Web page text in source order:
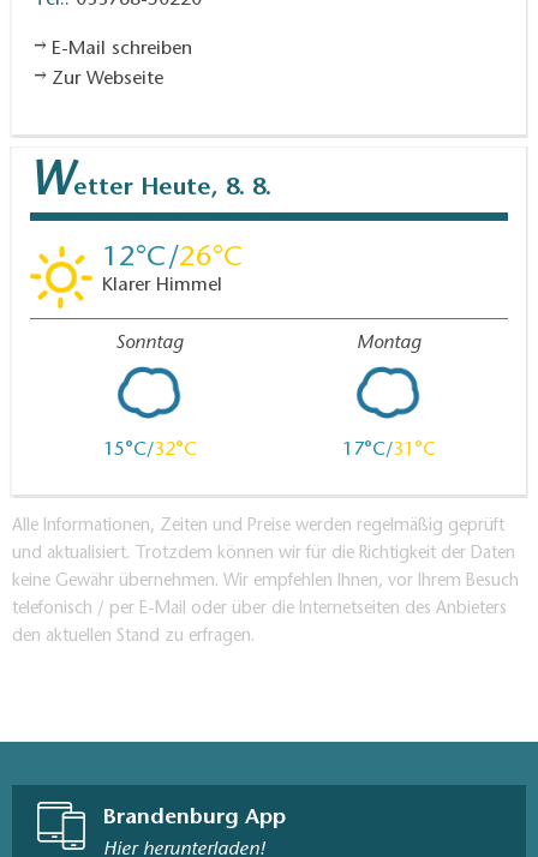
E-Mail schreiben
Zur Webseite
Wetter Heute, 8. 8.
12 26
Klarer Himmel
Sonntag
15 32
Montag
17 31
Alle Informationen, Zeiten und Preise werden regelmäßig geprüft
und aktualisiert. Trotzdem können wir für die Richtigkeit der Daten
keine Gewähr übernehmen. Wir empfehlen Ihnen, vor Ihrem Besuch
telefonisch / per E-Mail oder über die Internetseiten des Anbieters
den aktuellen Stand zu erfragen.
Brandenburg App
Hier herunterladen!